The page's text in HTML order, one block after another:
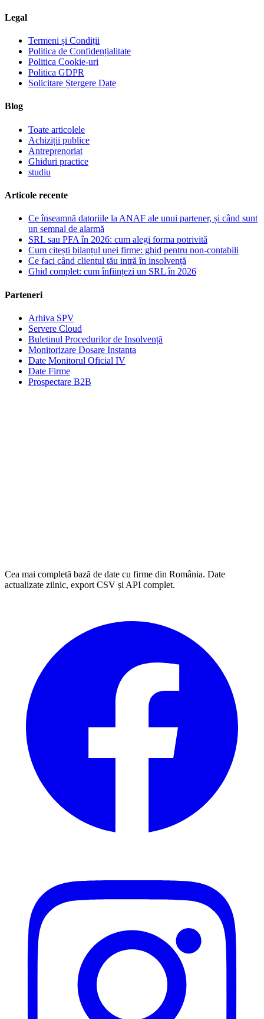
Legal
Termeni și Condiții
Politica de Confidențialitate
Politica Cookie-uri
Politica GDPR
Solicitare Ștergere Date
Blog
Toate articolele
Achiziții publice
Antreprenoriat
Ghiduri practice
studiu
Articole recente
Ce înseamnă datoriile la ANAF ale unui partener, și când sunt
un semnal de alarmă
SRL sau PFA în 2026: cum alegi forma potrivită
Cum citești bilanțul unei firme: ghid pentru non-contabili
Ce faci când clientul tău intră în insolvență
Ghid complet: cum înființezi un SRL în 2026
Parteneri
Arhiva SPV
Servere Cloud
Buletinul Procedurilor de Insolvență
Monitorizare Dosare Instanta
Date Monitorul Oficial IV
Date Firme
Prospectare B2B
Cea mai completă bază de date cu firme din România. Date
actualizate zilnic, export CSV și API complet.